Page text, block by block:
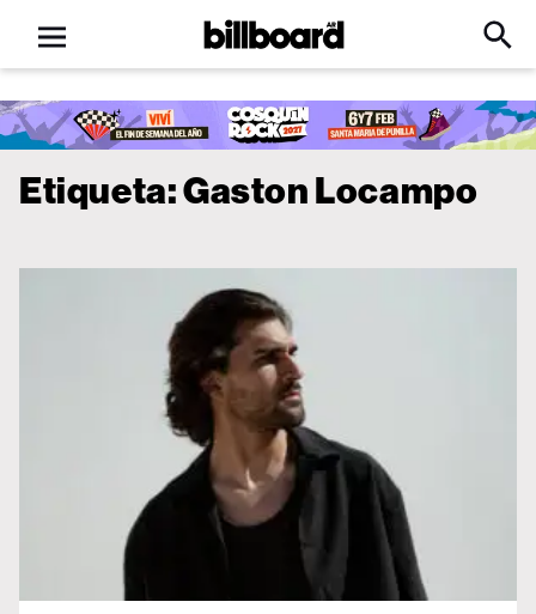
Open
menu
Billboard
Click
Input
Etiqueta:Gaston Locampo